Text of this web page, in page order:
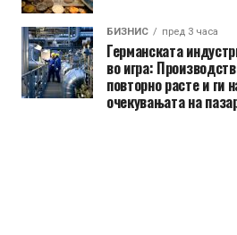
БИЗНИС пред 3 часа
Германската
во игра:
повторно расте и ги
очекувањата на